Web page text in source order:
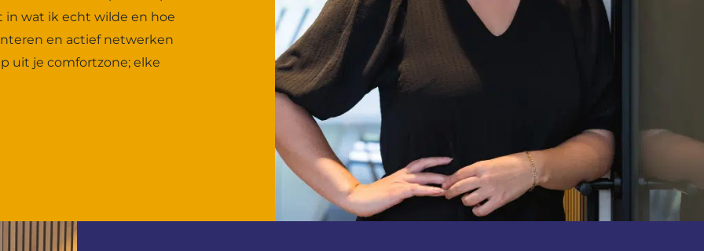
in wat ik echt wilde en hoe
en actief netwerken
uit je comfortzone; elke